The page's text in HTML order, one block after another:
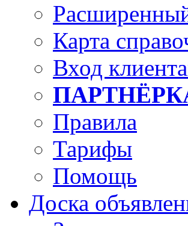
Карта
Вход
Правила
Тарифы
Помощь
Доска